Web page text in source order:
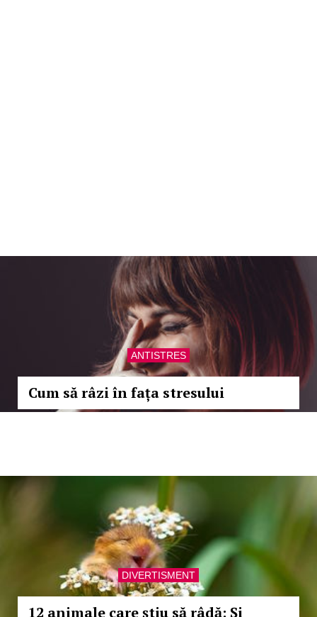
ANTISTRES
Cum să râzi în fața stresului
DIVERTISMENT
12 animale care știu să râdă: Și